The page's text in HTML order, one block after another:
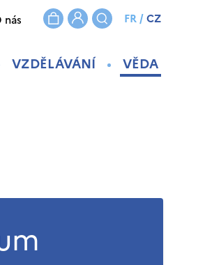
VZDĚLÁVÁNÍ VĚDA
nás FR/CZ